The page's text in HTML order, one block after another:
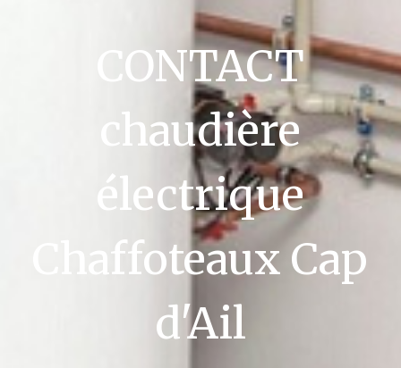
CONTACT
chaudière
électrique
Chaffoteaux Cap
d'Ail